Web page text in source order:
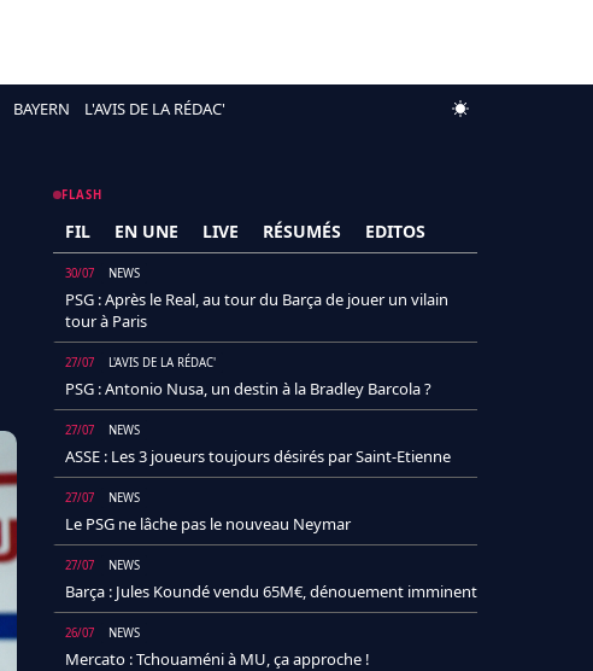
BAYERN L'AVIS DE LA RÉDAC'
FLASH
FIL EN UNE LIVE RÉSUMÉS EDITOS
30/07 NEWS
PSG : Après le Real, au tour du Barça de jouer un vilain
tour à Paris
27/07 L'AVIS DE LA RÉDAC'
PSG : Antonio Nusa, un destin à la Bradley Barcola ?
27/07 NEWS
ASSE : Les 3 joueurs toujours désirés par Saint-Etienne
27/07 NEWS
Le PSG ne lâche pas le nouveau Neymar
27/07 NEWS
Barça : Jules Koundé vendu 65M€, dénouement imminent
26/07 NEWS
Mercato : Tchouaméni à MU, ça approche !